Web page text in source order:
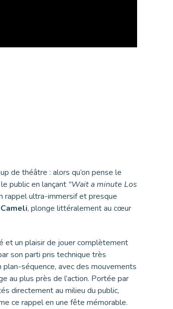
de théâtre : alors qu’on pense le
public en lançant “Wait a minute Los
rappel ultra-immersif et presque
, plonge littéralement au cœur
et un plaisir de jouer complètement
son parti pris technique très
séquence, avec des mouvements
au plus près de l’action. Portée par
directement au milieu du public,
ce rappel en une fête mémorable.